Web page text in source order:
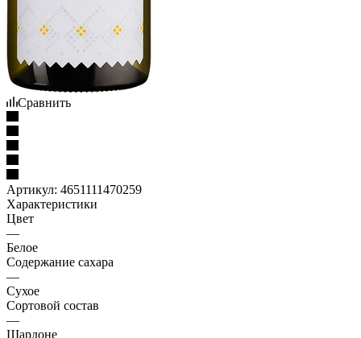
Сравнить
Артикул: 4651111470259
Характеристики
Цвет
—
Белое
Содержание сахара
—
Сухое
Сортовой состав
—
Шардоне